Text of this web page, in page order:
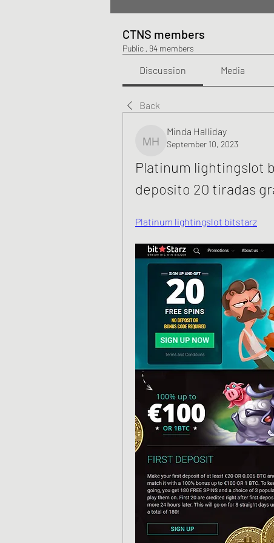
CTNS members
Public · 94 members
Discussion Media
Back
Minda Halliday
Minda Halliday
September 10, 2023
Platinum lightingslot
deposito 20 tiradas
Platinum lightingslot bitstarz